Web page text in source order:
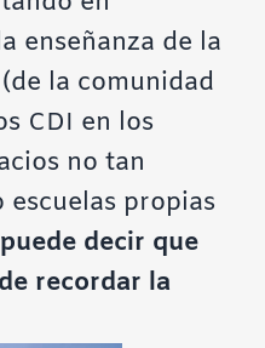
enseñanza de la
(de la comunidad
CDI en los
no tan
propias
decir que
recordar la